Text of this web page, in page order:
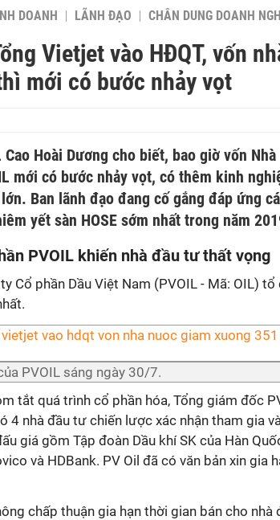
DOANH LÃNH ĐẠO CHÂN DUNG DOANH
Vietjet vào HĐQT, vốn
mới có bước nhảy vọt
Cao Hoài Dương cho biết, bao giờ vốn
mới có bước nhảy vọt, có thêm kinh
Ban lãnh đạo đang cố gắng đáp ứng
yết sàn HOSE sớm nhất trong năm
PVOIL khiến nhà đầu tư thất vọng
Cổ phần Dầu Việt Nam (PVOIL - Mã: OIL)
PVOIL sáng ngày 30/7.
tắt quá trình cổ phần hóa, Tổng giám đốc
4 nhà đầu tư chiến lược xác nhận tham gia
giá gồm Tập đoàn Dầu khí SK của Hàn
và HDBank. PV Oil đã có văn bản xin gia
chấp thuận gia hạn thời gian bán cho nhà